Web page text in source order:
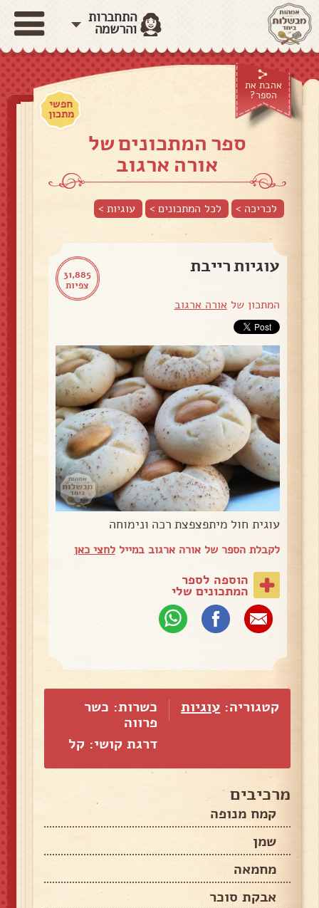
התחברות
והרשמה
אהבת את
הספר?
חפשי
מתכון
ספר המתכונים של
אורה ארגוב
לכריכה > לכל המתכונים > עוגיות>
31,885
צפיות
עוגיות רייבת
המתכון של אורה ארגוב
עוגית חול מיתפצפצת רכה ונימוחה
לקבלת הספר של אורה ארגוב במייללחצי כאן
הוספה לספר
המתכונים שלי
קטגוריה: עוגיות
כשרות: כשר
פרווה
דרגת קושי: קל
מרכיבים
קמח מנופה
שמן
מחמאה
אבקת סוכר